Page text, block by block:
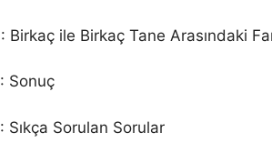
Birkaç ile Birkaç Tane Arasındaki
Sonuç
Sıkça Sorulan Sorular